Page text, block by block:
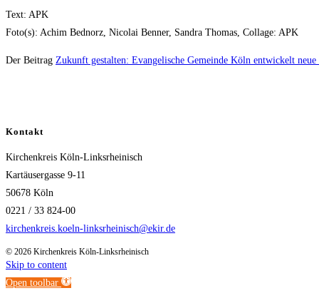
Text: APK
Foto(s): Achim Bednorz, Nicolai Benner, Sandra Thomas, Collage: APK
Der Beitrag Zukunft gestalten: Evangelische Gemeinde Köln entwickelt
Kontakt
Kirchenkreis Köln-Linksrheinisch
Kartäusergasse 9-11
50678 Köln
0221 / 33 824-00
kirchenkreis.koeln-linksrheinisch@ekir.de
© 2026 Kirchenkreis Köln-Linksrheinisch
Skip to content
Open toolbar